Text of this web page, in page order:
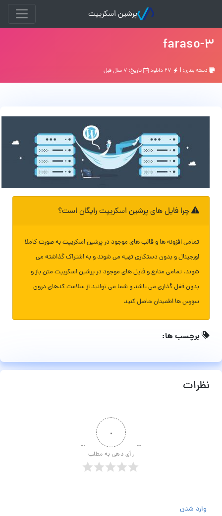
پرشین اسکریپت
faraso-3
دسته بندی: | تاریخ: ۷ سال قبل
چرا فایل های پرشین اسکریپت رایگان است؟
تمامی افزونه ها و قالب های موجود در پرشین اسکریپت به صورت کاملا
اورجینال و بدون دستکاری تهیه می شوند و به اشتراک گذاشته می
شوند. تمامی منابع و فایل های موجود در پرشین اسکریپت متن باز و
بدون قفل گذاری می باشد و شما می توانید از سلامت کدهای درون
سورس ها اطمینان حاصل کنید
برچسب ها:
نظرات
۰
رأی دهی به مطلب
وارد شدن